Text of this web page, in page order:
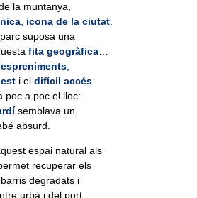
la muntanya,
icona de la ciutat
suposa una
fita geogràfica
i eldifícil accés
poc a poc el lloc:
semblava un
absurd.
espai natural als
recuperar els
degradats i
urbà i del port,